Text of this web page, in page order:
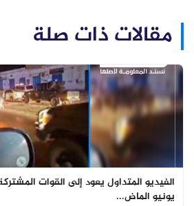
مقالات ذات صلة
الفيديو المتداول يعود إلى القوات
يونيو الماض...